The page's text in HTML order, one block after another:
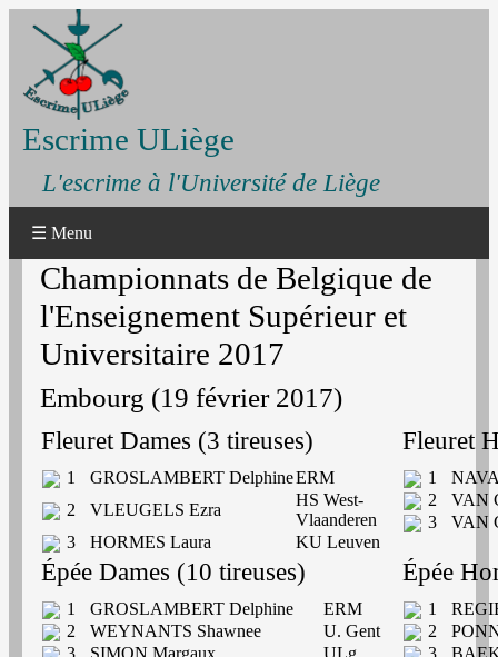
Escrime ULiège
L'escrime à l'Université de Liège
☰ Menu
Championnats de Belgique de
l'Enseignement Supérieur et
Universitaire 2017
Embourg (19 février 2017)
Fleuret Dames (3 tireuses) Fleuret
1 GROSLAMBERT DelphineERM
2
VLEUGELS Ezra
HS West-
Vlaanderen
3
HORMES Laura KU Leuven
1
2
VAN
3
VAN
Épée Dames (10 tireuses) Épée
1 GROSLAMBERT Delphine
ERM
2
WEYNANTS Shawnee
U. Gent
3
SIMON Margaux
ULg
1
2
3